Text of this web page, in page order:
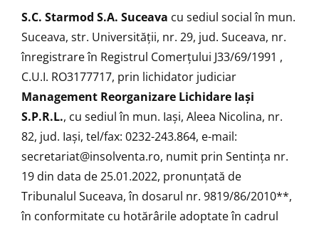
S.C. Starmod S.A. Suceava cu sediul social în mun.
Suceava, str. Universității, nr. 29, jud. Suceava, nr.
înregistrare în Registrul Comerţului J33/69/1991 ,
C.U.I. RO3177717, prin lichidator judiciar
Management Reorganizare Lichidare Iaşi
S.P.R.L., cu sediul în mun. Iaşi, Aleea Nicolina, nr.
82, jud. Iaşi, tel/fax: 0232-243.864, e-mail:
secretariat@insolventa.ro, numit prin Sentinţa nr.
19 din data de 25.01.2022, pronunţată de
Tribunalul Suceava, în dosarul nr. 9819/86/2010**,
în conformitate cu hotărârile adoptate în cadrul